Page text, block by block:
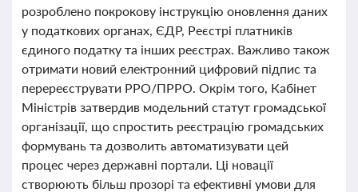
розроблено покрокову інструкцію оновлення даних
у податкових органах, ЄДР, Реєстрі платників
єдиного податку та інших реєстрах. Важливо також
отримати новий електронний цифровий підпис та
перереєструвати РРО/ПРРО. Окрім того, Кабінет
Міністрів затвердив модельний статут громадської
організації, що спростить реєстрацію громадських
формувань та дозволить автоматизувати цей
процес через державні портали. Ці новації
створюють більш прозорі та ефективні умови для